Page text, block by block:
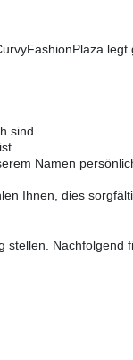
sind.
Namen
Ihnen, dies
Nachfolgend